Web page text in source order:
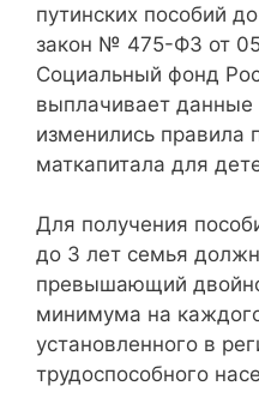
путинских пособий
закон № 475-ФЗ от
Социальный фонд
выплачивает данные
изменились правила
маткапитала для
Для получения
до 3 лет семья
превышающий
минимума на
установленного в
трудоспособного